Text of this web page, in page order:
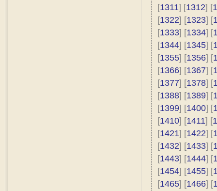
[1311] [1312] [
[1322] [1323] [
[1333] [1334] [
[1344] [1345] [
[1355] [1356] [
[1366] [1367] [
[1377] [1378] [
[1388] [1389] [
[1399] [1400] [
[1410] [1411] [
[1421] [1422] [
[1432] [1433] [
[1443] [1444] [
[1454] [1455] [
[1465] [1466] [